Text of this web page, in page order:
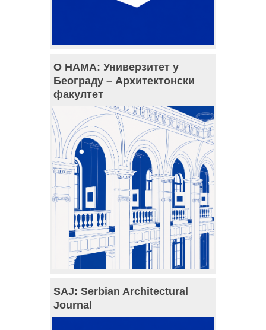
О НАМА: Универзитет у
Београду – Архитектонски
факултет
SAJ: Serbian Architectural
Journal